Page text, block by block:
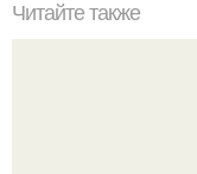
Читайте также